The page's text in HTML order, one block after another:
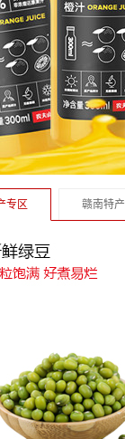
专区 赣南特产